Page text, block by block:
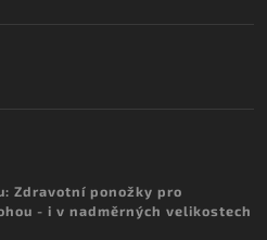
Zdravotní ponožky pro
- i v nadměrných velikostech